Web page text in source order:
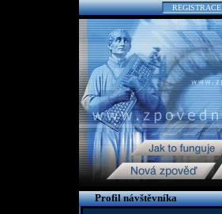
REGISTRACE
Profil návštěvníka